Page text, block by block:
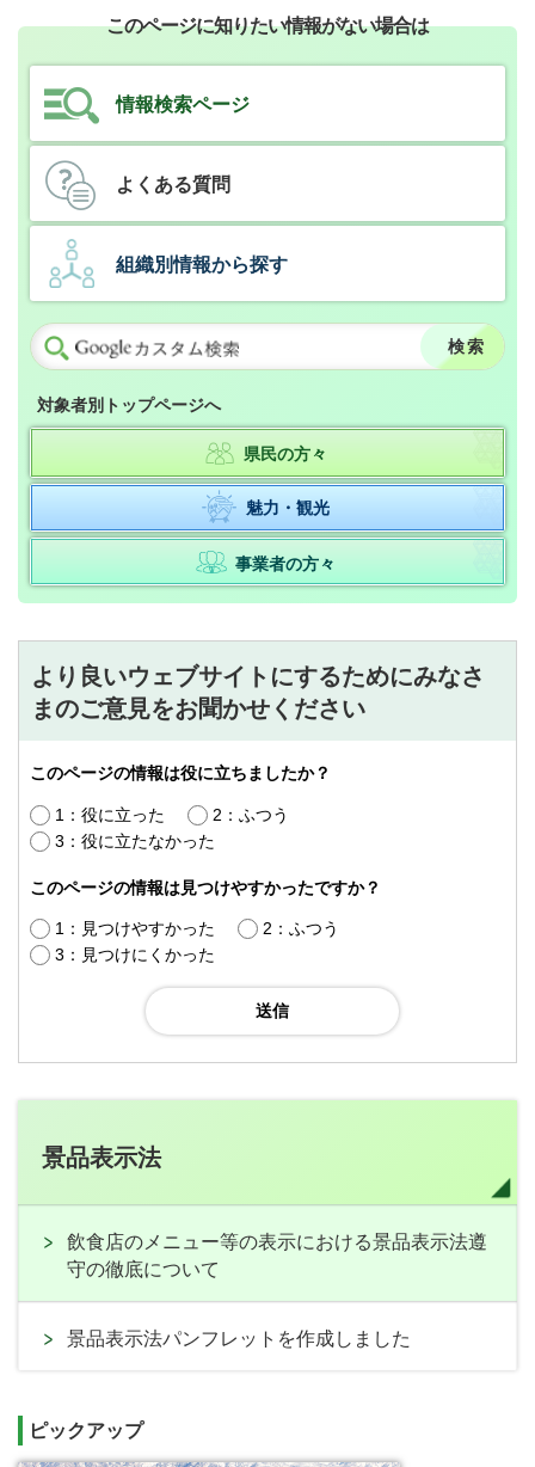
このページに知りたい情報がない場合は
情報検索ページ
よくある質問
組織別情報から探す
対象者別トップページへ
県民の方々
魅力・観光
事業者の方々
より良いウェブサイトにするためにみなさ
まのご意見をお聞かせください
このページの情報は役に立ちましたか？
1：役に立った
2：ふつう
3：役に立たなかった
このページの情報は見つけやすかったですか？
1：見つけやすかった
2：ふつう
3：見つけにくかった
景品表示法
飲食店のメニュー等の表示における景品表示法遵
守の徹底について
景品表示法パンフレットを作成しました
ピックアップ